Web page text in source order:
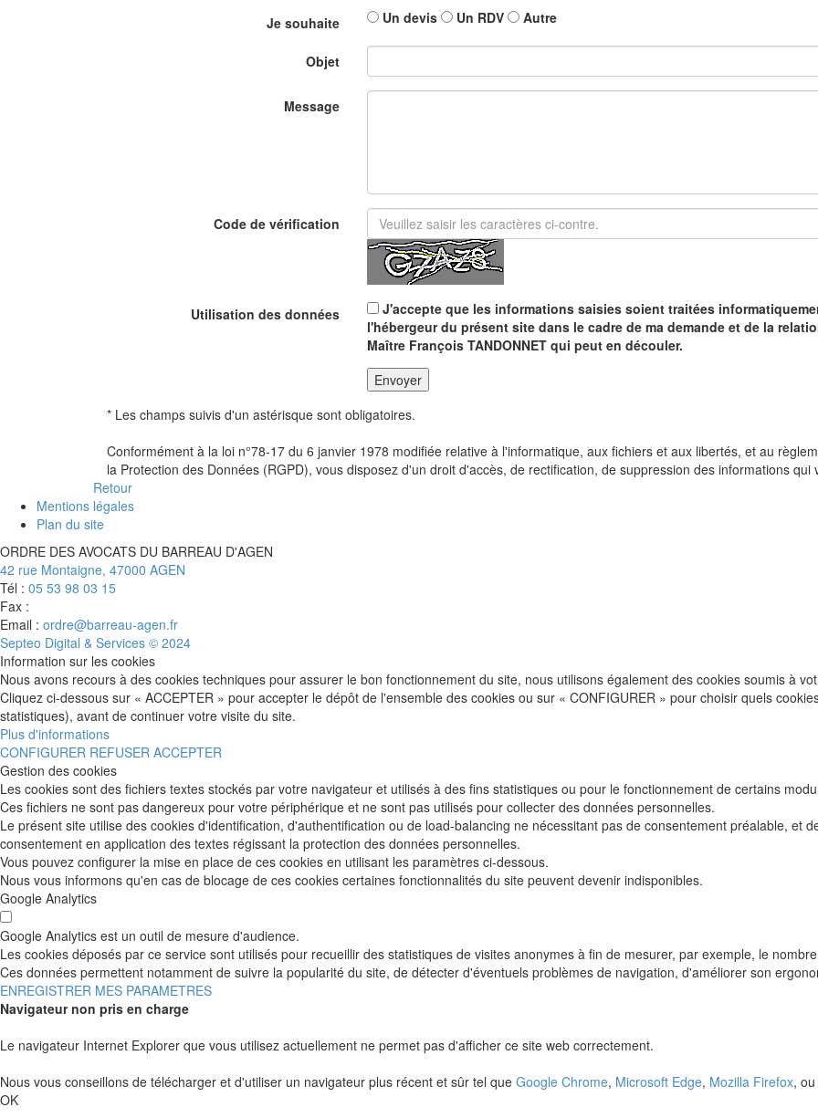
Je souhaite Un devis Un RDV Autre
Objet
Message
Code de vérification
Utilisation des données
J'accepte que les informations saisies soient traitées
l'hébergeur du présent site dans le cadre de ma demande et de la
Maître François TANDONNET qui peut en découler.
Envoyer
* Les champs suivis d'un astérisque sont obligatoires.
Conformément à la loi n°78-17 du 6 janvier 1978 modifiée relative à l'informatique, aux fichiers et aux libertés, et au
la Protection des Données (RGPD), vous disposez d'un droit d'accès, de rectification, de suppression des informations qui
Retour
Mentions légales
Plan du site
ORDRE DES AVOCATS DU BARREAU D'AGEN
42 rue Montaigne, 47000 AGEN
Tél : 05 53 98 03 15
Fax :
Email : ordre@barreau-agen.fr
Septeo Digital & Services © 2024
Information sur les cookies
Nous avons recours à des cookies techniques pour assurer le bon fonctionnement du site, nous utilisons également des cookies soumis à
Cliquez ci-dessous sur « ACCEPTER » pour accepter le dépôt de l'ensemble des cookies ou sur « CONFIGURER » pour choisir quels
statistiques), avant de continuer votre visite du site.
Plus d'informations
CONFIGURER REFUSER ACCEPTER
Gestion des cookies
Les cookies sont des fichiers textes stockés par votre navigateur et utilisés à des fins statistiques ou pour le fonctionnement de certains
Ces fichiers ne sont pas dangereux pour votre périphérique et ne sont pas utilisés pour collecter des données personnelles.
Le présent site utilise des cookies d'identification, d'authentification ou de load-balancing ne nécessitant pas de consentement préalable, et
consentement en application des textes régissant la protection des données personnelles.
Vous pouvez configurer la mise en place de ces cookies en utilisant les paramètres ci-dessous.
Nous vous informons qu'en cas de blocage de ces cookies certaines fonctionnalités du site peuvent devenir indisponibles.
Google Analytics
Google Analytics est un outil de mesure d'audience.
Les cookies déposés par ce service sont utilisés pour recueillir des statistiques de visites anonymes à fin de mesurer, par exemple, le
Ces données permettent notamment de suivre la popularité du site, de détecter d'éventuels problèmes de navigation, d'améliorer son
ENREGISTRER MES PARAMETRES
Navigateur non pris en charge
Le navigateur Internet Explorer que vous utilisez actuellement ne permet pas d'afficher ce site web correctement.
Nous vous conseillons de télécharger et d'utiliser un navigateur plus récent et sûr tel que Google Chrome, Microsoft Edge, Mozilla Firefox, ou
OK